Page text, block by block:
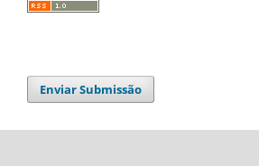
Enviar Submissão